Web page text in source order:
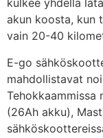
kulkee yhdellä
akun koosta, kun
vain 20-40
E-go
mahdollistavat
Tehokkaammissa
(26Ah akku),